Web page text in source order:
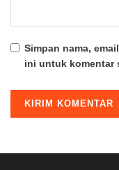
Simpan nama,
ini untuk komentar